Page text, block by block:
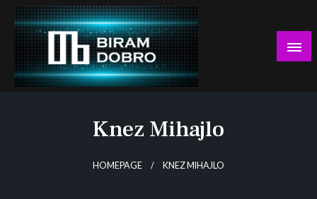
Skip
content
Knez Mihajlo
HOMEPAGE KNEZ MIHAJLO